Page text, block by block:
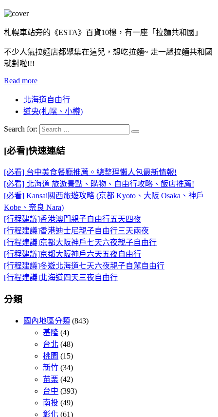
札幌車站旁的《ESTA》百貨10樓，有一座「拉麵共和國」
不少人氣拉麵店都聚集在這兒，想吃拉麵~ 走一趟拉麵共和國
就對啦!!!
Read more
北海道自由行
道央(札幌、小樽)
Search for:
[必看]快速連結
[必看] 台中美食餐廳推薦。總整理懶人包最新情報!
[必看] 北海道 旅遊景點、購物、自由行攻略、飯店推薦!
[必看] Kansai關西旅遊攻略 (京都 Kyoto、大阪 Osaka、神戶
Kobe、奈良 Nara)
[行程建議]香港澳門親子自由行五天四夜
[行程建議]香港迪士尼親子自由行三天兩夜
[行程建議]京都大阪神戶七天六夜親子自由行
[行程建議]京都大阪神戶六天五夜自由行
[行程建議]冬遊北海道七天六夜親子自駕自由行
[行程建議]北海道四天三夜自由行
分類
國內地區分類 (843)
基隆 (4)
台北 (48)
桃園 (15)
新竹 (34)
苗栗 (42)
台中 (393)
南投 (49)
彰化 (61)